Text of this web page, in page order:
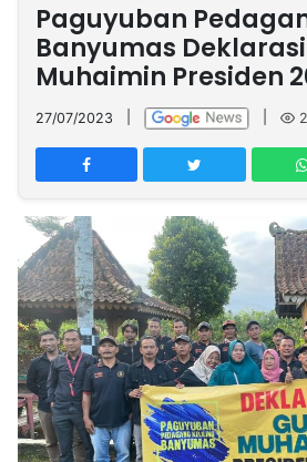
Nasional
International
Olahraga
Entertainment
Daerah
Pariwisata
Kuliner
Kolom
Network
PT
TREETAN
INDONESIA
Partner
Insight
NTB
Suara
Time
Lens
IDN
Daily
Jogja
Jalan
Rakyat
Idealita
News
Kita
Notice
Dinamikapost.com
Radar
Baru
Seedbacklink
Follow
Kabarbaru
Paguyuban
Banyumas Deklarasi
Muhaimin Presiden
27/07/2023 2